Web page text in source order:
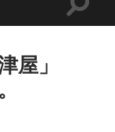
検
屋」